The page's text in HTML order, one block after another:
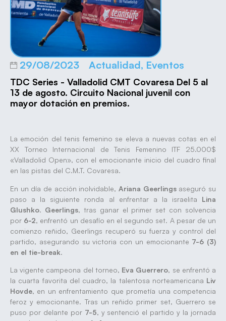
29/08/2023 Actualidad, Eventos
TDC Series - Valladolid CMT Covaresa Del 5 al
13 de agosto. Circuito Nacional juvenil con
mayor dotación en premios.
La emoción del tenis femenino se eleva a nuevas cotas en el
XX Torneo Internacional de Tenis Femenino ITF 25.000$
«Valladolid Open», con el emocionante inicio del cuadro final
en las pistas del C.M.T. Covaresa.
En un día de acción inolvidable, Ariana Geerlingsaseguró su
paso a la siguiente ronda al enfrentar a la israelita Lina
Glushko. Geerlings, tras ganar el primer set con solvencia
por 6-2, enfrentó un desafío en el segundo set. A pesar de un
comienzo reñido, Geerlings recuperó su fuerza y control del
partido, asegurando su victoria con un emocionante 7-6 (3)
en el tie-break.
La vigente campeona del torneo, Eva Guerrero, se enfrentó a
la cuarta favorita del cuadro, la talentosa norteamericana Liv
Hovde, en un enfrentamiento que prometía una competencia
feroz y emocionante. Tras un reñido primer set, Guerrero se
puso por delante por 7-5, y sentenció el partido y la jornada